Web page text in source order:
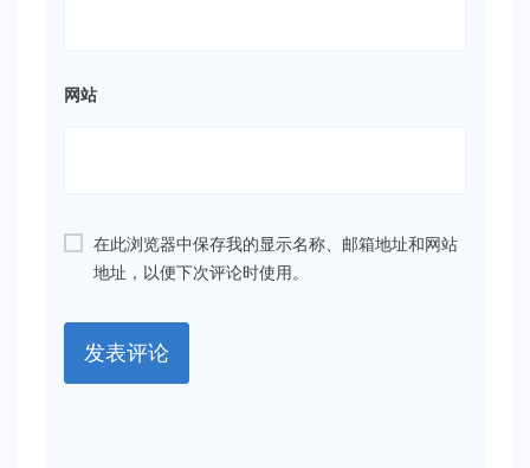
网站
在此浏览器中保存我的显示名称、邮箱地址和网站
地址，以便下次评论时使用。